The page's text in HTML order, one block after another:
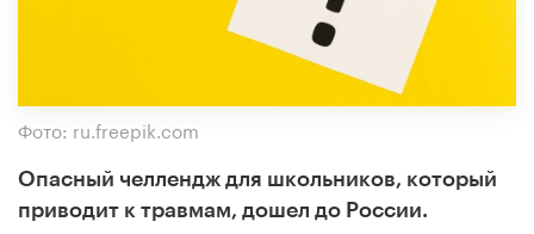
Фото: ru.freepik.com
Опасный челлендж для школьников, который
приводит к травмам, дошел до России.